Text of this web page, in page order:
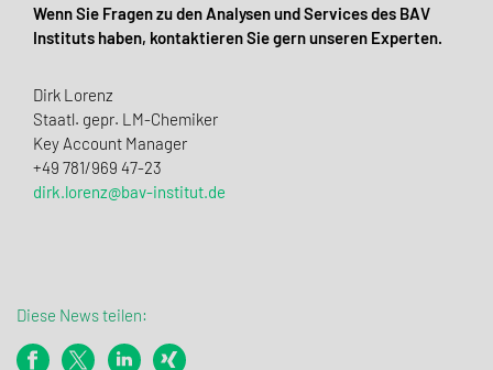
Wenn Sie Fragen zu den Analysen und Services des BAV
Instituts haben, kontaktieren Sie gern unseren Experten.
Dirk Lorenz
Staatl. gepr. LM-Chemiker
Key Account Manager
+49 781/969 47-23
dirk.lorenz@bav-institut.de
Diese News teilen: